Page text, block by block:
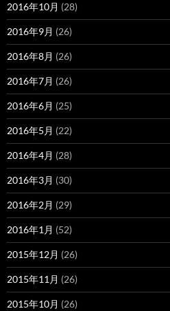
2016年10月 (28)
2016年9月 (26)
2016年8月 (26)
2016年7月 (26)
2016年6月 (25)
2016年5月 (22)
2016年4月 (28)
2016年3月 (30)
2016年2月 (29)
2016年1月 (52)
2015年12月 (26)
2015年11月 (26)
2015年10月 (26)